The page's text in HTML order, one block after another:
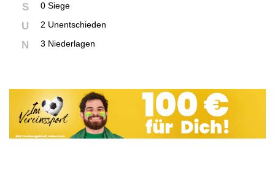
S 0 Siege
U 2 Unentschieden
N 3 Niederlagen